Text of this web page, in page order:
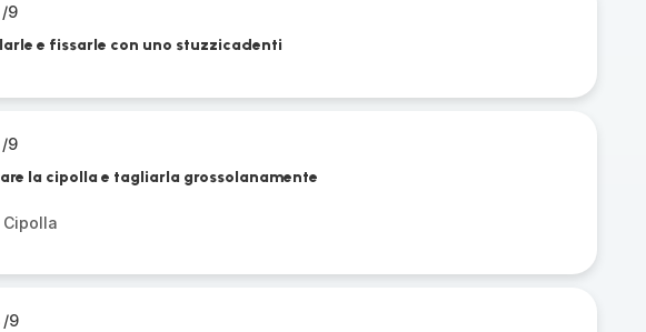
/9
e fissarle con uno stuzzicadenti
/9
la cipolla e tagliarla grossolanamente
Cipolla
/9